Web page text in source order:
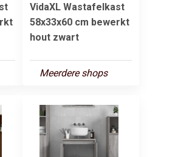
VidaXL Wastafelkast
58x33x60 cm bewerkt
hout zwart
Meerdere shops